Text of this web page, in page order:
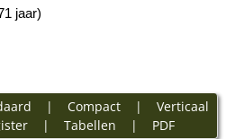
jaar)
| Compact| Verticaal
| Tabellen | PDF